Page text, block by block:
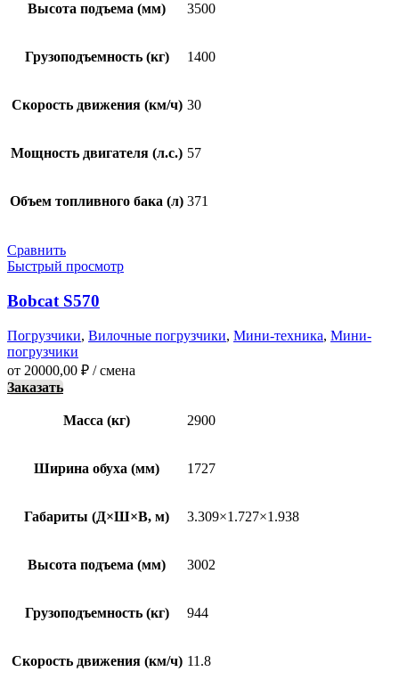
Высота подъема (мм) 3500
Грузоподъемность (кг) 1400
Скорость движения (км/ч) 30
Мощность двигателя (л.с.) 57
Объем топливного бака (л) 371
Сравнить
Быстрый просмотр
Bobcat S570
Погрузчики, Вилочные погрузчики, Мини-техника, Мини-
погрузчики
от 20000,00 ₽ / смена
Заказать
Масса (кг) 2900
Ширина обуха (мм) 1727
Габариты (Д×Ш×В, м) 3.309×1.727×1.938
Высота подъема (мм) 3002
Грузоподъемность (кг) 944
Скорость движения (км/ч) 11.8